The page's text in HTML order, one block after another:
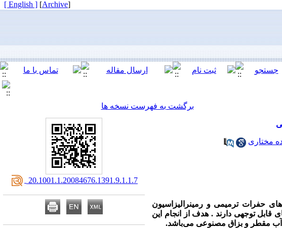
[
Archive
]
[ English ]
برگشت به فهرست نسخه ها
مختاری
حفرات ترمیمی و رمینرالیزاسیون
قابل توجهی دارند . هدف از انجام این
مقطر و بزاق مصنوعی می‌باشد.
‎ 20.1001.1.20084676.1391.9.1.1.7